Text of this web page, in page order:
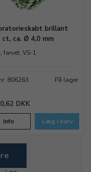
brillant
ct, ca. Ø 4,0 mm
farvet. VS-1
806263 På lager
DKK
Info Læg i kurv